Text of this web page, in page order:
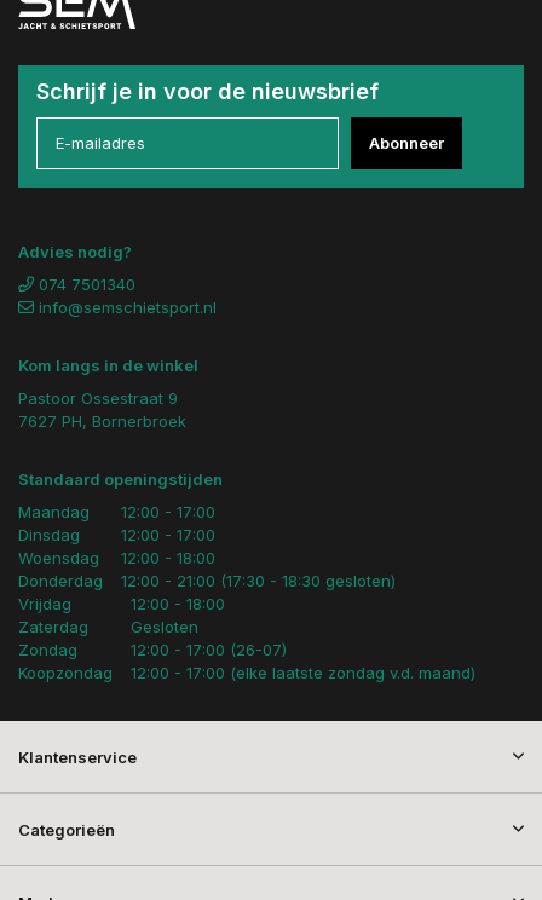
Schrijf je in voor de nieuwsbrief
Abonneer
Advies nodig?
074 7501340
info@semschietsport.nl
Kom langs in de winkel
Pastoor Ossestraat 9
7627 PH, Bornerbroek
Standaard openingstijden
Maandag
Dinsdag
Woensdag
Donderdag
12:00 - 17:00
12:00 - 17:00
12:00 - 18:00
12:00 - 21:00 (17:30 - 18:30 gesloten)
Vrijdag
Zaterdag
Zondag
Koopzondag
12:00 - 18:00
Gesloten
12:00 - 17:00 (26-07)
12:00 - 17:00 (elke laatste zondag v.d. maand)
Klantenservice
Categorieën